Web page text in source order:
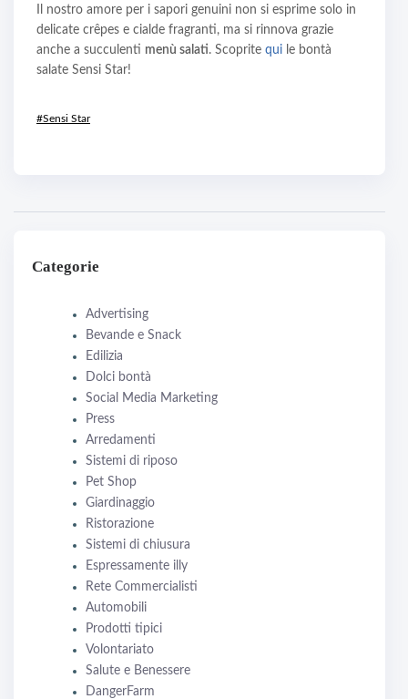
Il nostro amore per i sapori genuini non si esprime solo in
delicate crêpes e cialde fragranti, ma si rinnova grazie
anche a succulenti menù salati. Scoprite qui le bontà
salate Sensi Star!
#Sensi Star
Categorie
Advertising
Bevande e Snack
Edilizia
Dolci bontà
Social Media Marketing
Press
Arredamenti
Sistemi di riposo
Pet Shop
Giardinaggio
Ristorazione
Sistemi di chiusura
Espressamente illy
Rete Commercialisti
Automobili
Prodotti tipici
Volontariato
Salute e Benessere
DangerFarm